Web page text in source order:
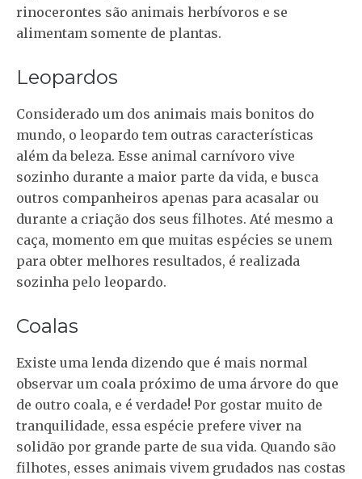
rinocerontes são animais herbívoros e se
alimentam somente de plantas.
Leopardos
Considerado um dos animais mais bonitos do
mundo, o leopardo tem outras características
além da beleza. Esse animal carnívoro vive
sozinho durante a maior parte da vida, e busca
outros companheiros apenas para acasalar ou
durante a criação dos seus filhotes. Até mesmo a
caça, momento em que muitas espécies se unem
para obter melhores resultados, é realizada
sozinha pelo leopardo.
Coalas
Existe uma lenda dizendo que é mais normal
observar um coala próximo de uma árvore do que
de outro coala, e é verdade! Por gostar muito de
tranquilidade, essa espécie prefere viver na
solidão por grande parte de sua vida. Quando são
filhotes, esses animais vivem grudados nas costas